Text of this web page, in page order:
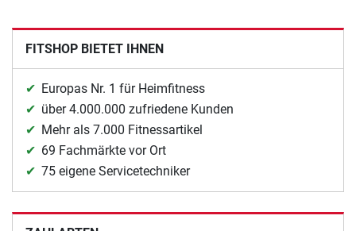
FITSHOP BIETET IHNEN
Europas Nr. 1 für Heimfitness
über 4.000.000 zufriedene Kunden
Mehr als 7.000 Fitnessartikel
69 Fachmärkte vor Ort
75 eigene Servicetechniker